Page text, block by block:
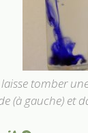
tomber
(à gauche) et